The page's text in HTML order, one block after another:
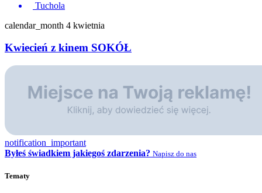
Tuchola
calendar_month 4 kwietnia
Kwiecień z kinem SOKÓŁ
notification_important
Byłeś świadkiem jakiegoś zdarzenia? Napisz do nas
Tematy